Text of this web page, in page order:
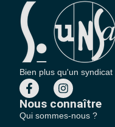
Bien plus qu'un syndicat
Nous connaître
Qui sommes-nous ?